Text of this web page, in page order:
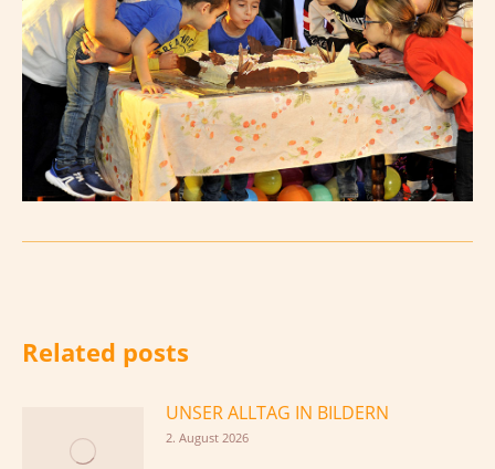
Related posts
UNSER ALLTAG IN BILDERN
2. August 2026